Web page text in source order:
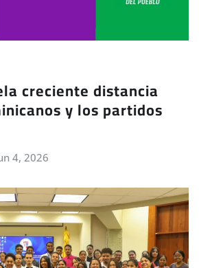
creciente distancia
y los partidos
4, 2026